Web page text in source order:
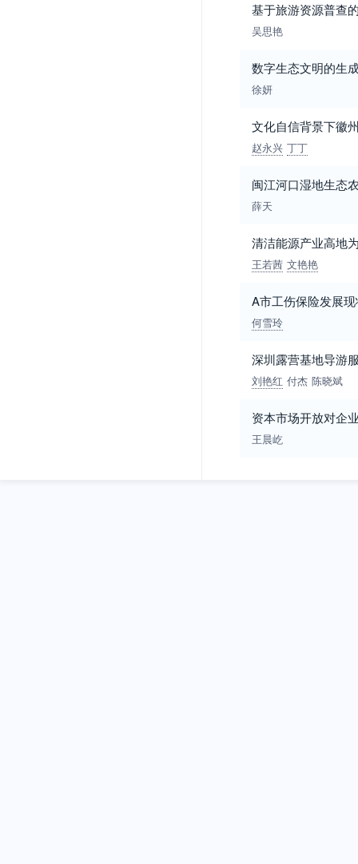
基于旅游资源普查
吴思艳
数字生态文明的生
徐妍
文化自信背景下徽
赵永兴 丁丁
闽江河口湿地生态
薛天
清洁能源产业高地
王若茜 文艳艳
A市工伤保险发展
何雪玲
深圳露营基地导游
刘艳红 付杰 陈晓斌
资本市场开放对企
王晨屹